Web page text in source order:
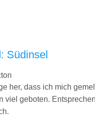
Südinsel
her, dass ich mich
viel geboten.